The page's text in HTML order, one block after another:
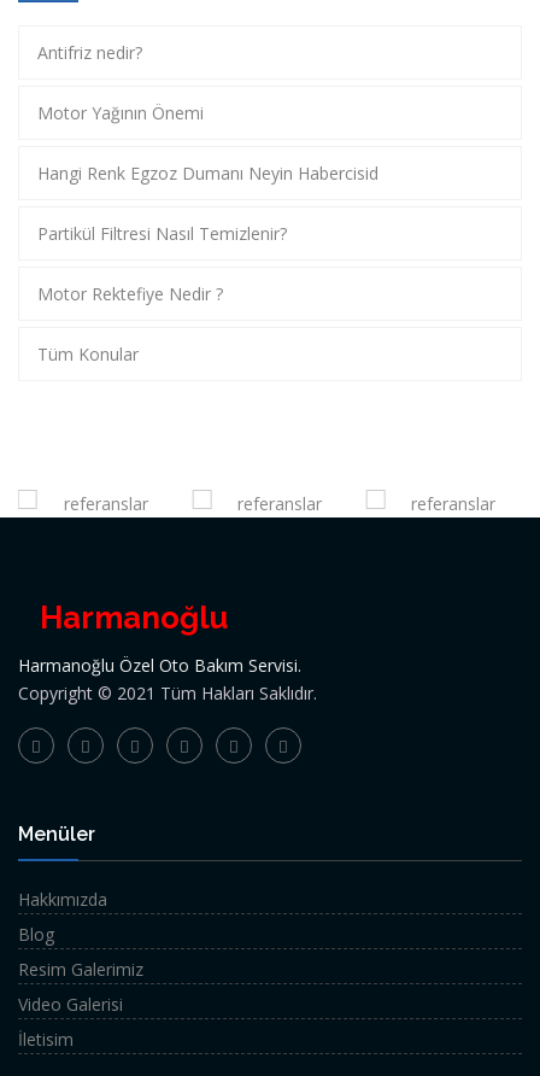
Antifriz nedir?
Motor Yağının Önemi
Hangi Renk Egzoz Dumanı Neyin Habercisid
Partikül Filtresi Nasıl Temizlenir?
Motor Rektefiye Nedir ?
Tüm Konular
Harmanoğlu
Harmanoğlu Özel Oto Bakım Servisi.
Copyright © 2021 Tüm Hakları Saklıdır.
Menüler
Hakkımızda
Blog
Resim Galerimiz
Video Galerisi
İletisim